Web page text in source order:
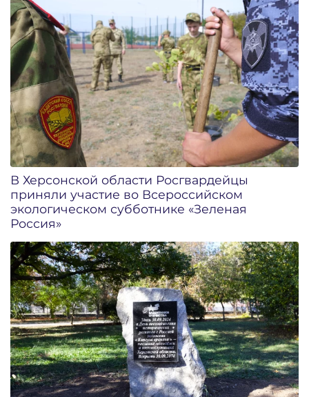
В Херсонской области Росгвардейцы
приняли участие во Всероссийском
экологическом субботнике «Зеленая
Россия»